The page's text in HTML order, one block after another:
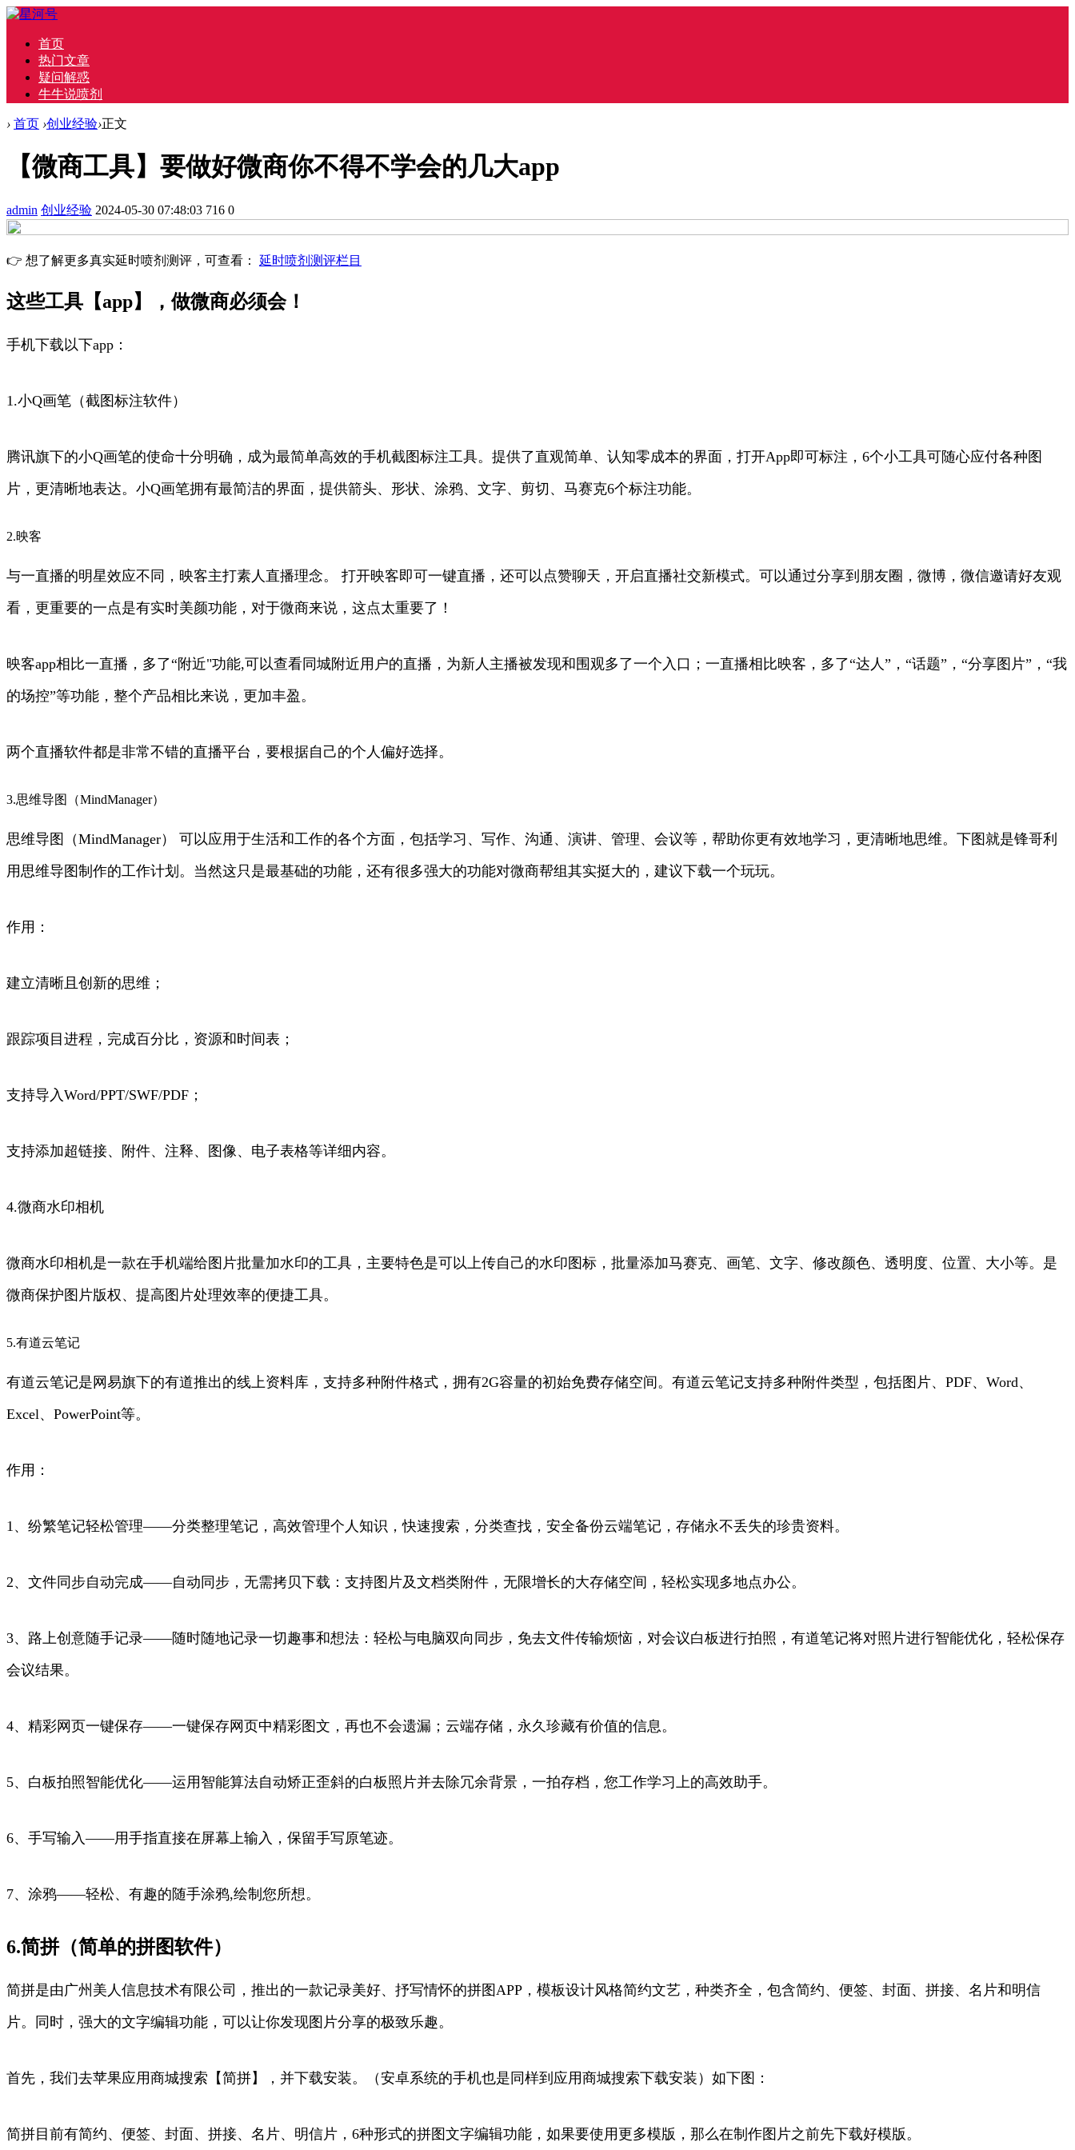
首页
热门文章
疑问解惑
牛牛说喷剂
› 首页 ›创业经验›正文
【微商工具】要做好微商你不得不学会的几大app
admin 创业经验 2024-05-30 07:48:03 716 0
👉 想了解更多真实延时喷剂测评，可查看： 延时喷剂测评栏目
这些工具【app】，做微商必须会！
手机下载以下app：
1.小Q画笔（截图标注软件）
腾讯旗下的小Q画笔的使命十分明确，成为最简单高效的手机截图标注工具。提供了直观简单、认知零成本的界面，打开App即可标注，6个小工具可随心应付各种图
片，更清晰地表达。小Q画笔拥有最简洁的界面，提供箭头、形状、涂鸦、文字、剪切、马赛克6个标注功能。
2.映客
与一直播的明星效应不同，映客主打素人直播理念。 打开映客即可一键直播，还可以点赞聊天，开启直播社交新模式。可以通过分享到朋友圈，微博，微信邀请好友观
看，更重要的一点是有实时美颜功能，对于微商来说，这点太重要了！
映客app相比一直播，多了“附近"功能,可以查看同城附近用户的直播，为新人主播被发现和围观多了一个入口；一直播相比映客，多了“达人”，“话题”，“分享图片”，“我
的场控”等功能，整个产品相比来说，更加丰盈。
两个直播软件都是非常不错的直播平台，要根据自己的个人偏好选择。
3.思维导图（MindManager）
思维导图（MindManager） 可以应用于生活和工作的各个方面，包括学习、写作、沟通、演讲、管理、会议等，帮助你更有效地学习，更清晰地思维。下图就是锋哥利
用思维导图制作的工作计划。当然这只是最基础的功能，还有很多强大的功能对微商帮组其实挺大的，建议下载一个玩玩。
作用：
建立清晰且创新的思维；
跟踪项目进程，完成百分比，资源和时间表；
支持导入Word/PPT/SWF/PDF；
支持添加超链接、附件、注释、图像、电子表格等详细内容。
4.微商水印相机
微商水印相机是一款在手机端给图片批量加水印的工具，主要特色是可以上传自己的水印图标，批量添加马赛克、画笔、文字、修改颜色、透明度、位置、大小等。是
微商保护图片版权、提高图片处理效率的便捷工具。
5.有道云笔记
有道云笔记是网易旗下的有道推出的线上资料库，支持多种附件格式，拥有2G容量的初始免费存储空间。有道云笔记支持多种附件类型，包括图片、PDF、Word、
Excel、PowerPoint等。
作用：
1、纷繁笔记轻松管理——分类整理笔记，高效管理个人知识，快速搜索，分类查找，安全备份云端笔记，存储永不丢失的珍贵资料。
2、文件同步自动完成——自动同步，无需拷贝下载：支持图片及文档类附件，无限增长的大存储空间，轻松实现多地点办公。
3、路上创意随手记录——随时随地记录一切趣事和想法：轻松与电脑双向同步，免去文件传输烦恼，对会议白板进行拍照，有道笔记将对照片进行智能优化，轻松保存
会议结果。
4、精彩网页一键保存——一键保存网页中精彩图文，再也不会遗漏；云端存储，永久珍藏有价值的信息。
5、白板拍照智能优化——运用智能算法自动矫正歪斜的白板照片并去除冗余背景，一拍存档，您工作学习上的高效助手。
6、手写输入——用手指直接在屏幕上输入，保留手写原笔迹。
7、涂鸦——轻松、有趣的随手涂鸦,绘制您所想。
6.简拼（简单的拼图软件）
简拼是由广州美人信息技术有限公司，推出的一款记录美好、抒写情怀的拼图APP，模板设计风格简约文艺，种类齐全，包含简约、便签、封面、拼接、名片和明信
片。同时，强大的文字编辑功能，可以让你发现图片分享的极致乐趣。
首先，我们去苹果应用商城搜索【简拼】，并下载安装。（安卓系统的手机也是同样到应用商城搜索下载安装）如下图：
简拼目前有简约、便签、封面、拼接、名片、明信片，6种形式的拼图文字编辑功能，如果要使用更多模版，那么在制作图片之前先下载好模版。